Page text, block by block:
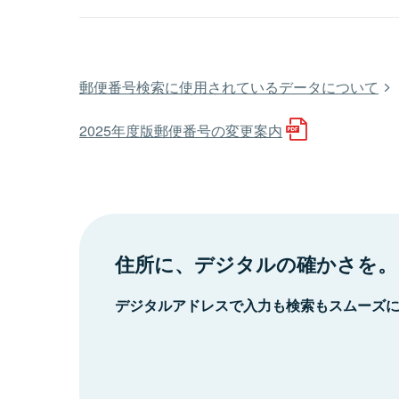
郵便番号検索に使用されているデータについて
2025年度版郵便番号の変更案内
住所に、デジタルの確かさを。
デジタルアドレスで入力も検索もスムーズ